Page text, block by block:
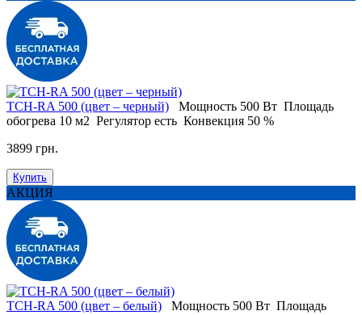
TCH-RA 500 (цвет – черный) Мощность 500 Вт Площадь
обогрева 10 м2 Регулятор есть Конвекция 50 %
3899 грн.
Купить
АКЦИЯ
TCH-RA 500 (цвет – белый) Мощность 500 Вт Площадь